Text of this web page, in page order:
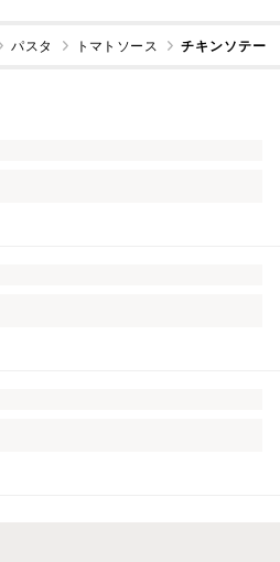
パスタ トマトソース チキンソテー